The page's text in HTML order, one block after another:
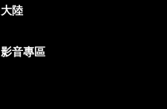
大陸
影音專區